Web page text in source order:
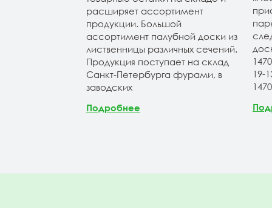
расширяет ассортимент
продукции. Большой
ассортимент палубной доски из
лиственницы различных сечений.
Продукция поступает на склад
Санкт-Петербурга фурами, в
заводских
Подробнее
19-